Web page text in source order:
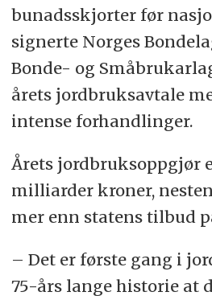
bunadsskjorter før
signerte Norges
Bonde- og
årets jordbruksavtale
intense forhandlinger.
Årets jordbruksoppgjør
milliarder kroner,
mer enn statens tilbud
– Det er første gang i
75-års lange historie at